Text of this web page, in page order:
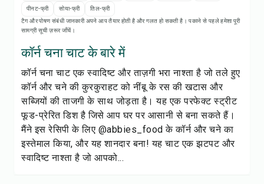
रेसिपी नोट्स
सेव करें
शेयर करें
रिपोर्ट करें
पीनट-फ्री सोया-फ्री
तिल-फ्री
टैग और पोषण संबंधी जानकारी अपने आप तैयार होती है और गलत हो सकती है। पकाने से पहले हमेशा पूरी
सामग्री सूची ज़रूर जाँचें।
कॉर्न चना चाट के बारे में
कॉर्न चना चाट एक स्वादिष्ट और ताज़गी भरा नाश्ता है जो तले हुए
कॉर्न और चने की कुरकुराहट को नींबू के रस की खटास और
सब्जियों की ताजगी के साथ जोड़ता है। यह एक परफेक्ट स्ट्रीट
फूड-प्रेरित डिश है जिसे आप घर पर आसानी से बना सकते हैं।
मैंने इस रेसिपी के लिए @abbies_food के कॉर्न और चने का
इस्तेमाल किया, और यह शानदार बना! यह चाट एक झटपट और
स्वादिष्ट नाश्ता है जो आपको...